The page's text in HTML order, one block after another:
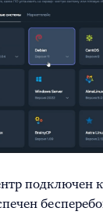
подключен